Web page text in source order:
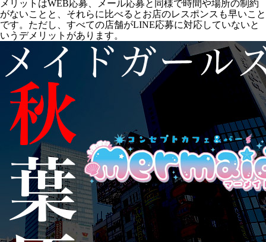
メリットはWEB応募、メール応募と同様で時間や場所の制約
がないことと、それらに比べるとお店のレスポンスも早いこと
です。ただし、すべての店舗がLINE応募に対応していないと
いうデメリットがあります。